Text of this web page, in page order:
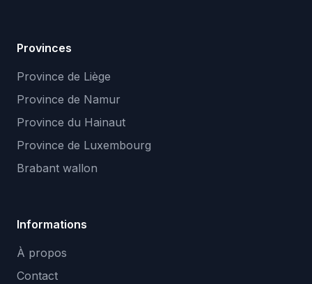
Provinces
Province de Liège
Province de Namur
Province du Hainaut
Province de Luxembourg
Brabant wallon
Informations
À propos
Contact